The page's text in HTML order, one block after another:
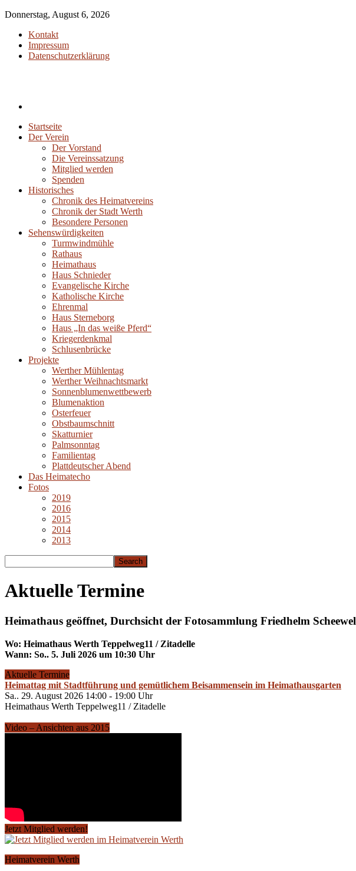
Donnerstag, August 6, 2026
Kontakt
Impressum
Datenschutzerklärung
Startseite
Der Verein
Der Vorstand
Die Vereinssatzung
Mitglied werden
Spenden
Historisches
Chronik des Heimatvereins
Chronik der Stadt Werth
Besondere Personen
Sehenswürdigkeiten
Turmwindmühle
Rathaus
Heimathaus
Haus Schnieder
Evangelische Kirche
Katholische Kirche
Ehrenmal
Haus Sterneborg
Haus „In das weiße Pferd“
Kriegerdenkmal
Schlusenbrücke
Projekte
Werther Mühlentag
Werther Weihnachtsmarkt
Sonnenblumenwettbewerb
Blumenaktion
Osterfeuer
Obstbaumschnitt
Skatturnier
Palmsonntag
Familientag
Plattdeutscher Abend
Das Heimatecho
Fotos
2019
2016
2015
2014
2013
Aktuelle Termine
Heimathaus geöffnet, Durchsicht der Fotosammlung Friedhelm Scheewel
Wo: Heimathaus Werth Teppelweg11 / Zitadelle
Wann: So.. 5. Juli 2026 um 10:30 Uhr
Aktuelle Termine
Heimattag mit Stadtführung und gemütlichem Beisammensein im Heimathausgarten
Sa.. 29. August 2026 14:00 - 19:00 Uhr
Heimathaus Werth Teppelweg11 / Zitadelle
Video – Ansichten aus 2015
Jetzt Mitglied werden!
Heimatverein Werth